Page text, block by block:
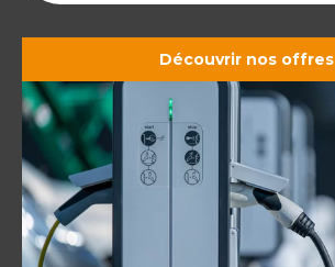
Découvrir nos offres